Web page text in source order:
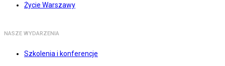
Życie Warszawy
NASZE WYDARZENIA
Szkolenia i konferencje